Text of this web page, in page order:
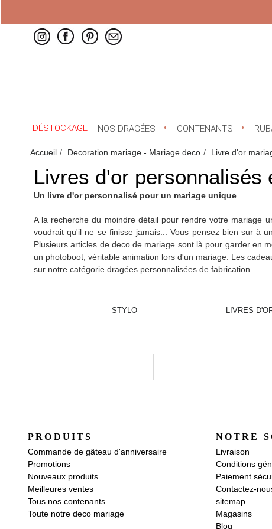
DÉSTOCKAGE NOS DRAGÉES CONTENANTS
Accueil Decoration mariage - Mariage deco Livre d'or
Livres d'or personnalisés
Un livre d'or personnalisé pour un mariage unique
A la recherche du moindre détail pour rendre votre mariage
voudrait qu'il ne se finisse jamais... Vous pensez bien sur à
Plusieurs articles de deco de mariage sont là pour garder en
un photoboot, véritable animation lors d'un mariage. Les
sur notre catégorie dragées personnalisées de fabrication...
STYLO LIVRES
PRODUITS
Commande de gâteau d'anniversaire
Promotions
Nouveaux produits
Meilleures ventes
Tous nos contenants
Toute notre deco mariage
NOTRE
Livraison
Conditions
Paiement
Contactez-
sitemap
Magasins
Blog